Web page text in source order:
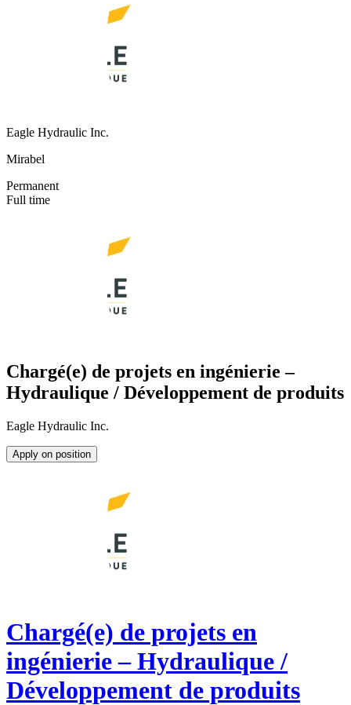
Eagle Hydraulic Inc.
Mirabel
Permanent
Full time
Chargé(e) de projets en ingénierie –
Hydraulique / Développement de produits
Eagle Hydraulic Inc.
Apply on position
Chargé(e) de projets en
ingénierie – Hydraulique /
Développement de produits